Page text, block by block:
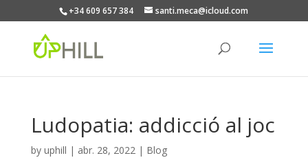
+34 609 657 384 santi.meca@icloud.com
Ludopatia: addicció al joc
by uphill | abr. 28, 2022| Blog